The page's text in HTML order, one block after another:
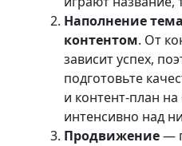
Наполнение
контентом. От
зависит успех,
подготовьте
и контент-план
интенсивно над
Продвижение—